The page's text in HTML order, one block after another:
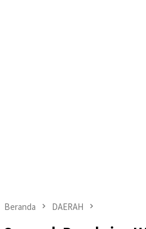
Beranda DAERAH